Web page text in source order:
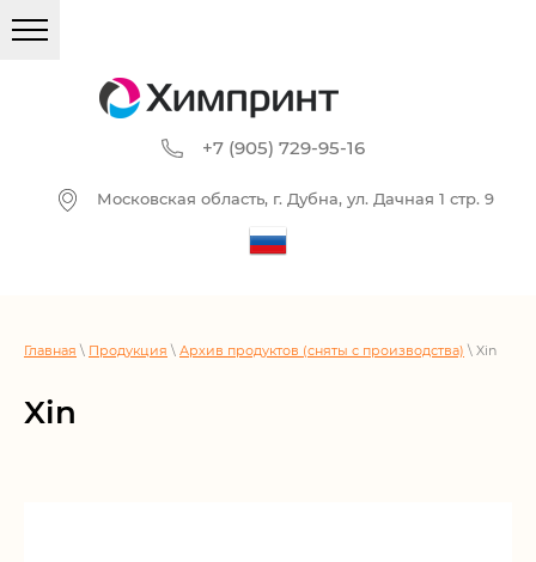
+7 (905) 729-95-16
Московская область, г. Дубна, ул. Дачная 1 стр. 9
Главная \ Продукция \ Архив продуктов (сняты с производства) \ Xin
Xin